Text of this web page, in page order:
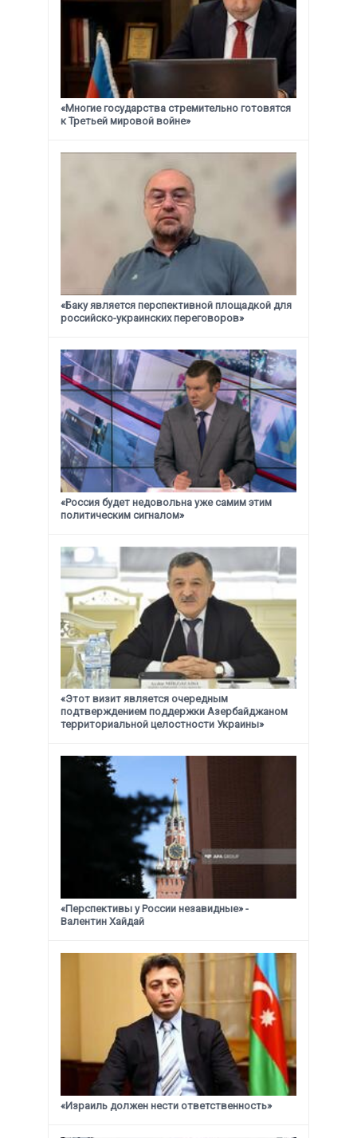
«Многие государства стремительно готовятся
к Третьей мировой войне»
«Баку является перспективной площадкой для
российско-украинских переговоров»
«Россия будет недовольна уже самим этим
политическим сигналом»
«Этот визит является очередным
подтверждением поддержки Азербайджаном
территориальной целостности Украины»
«Перспективы у России незавидные» -
Валентин Хайдай
«Израиль должен нести ответственность»